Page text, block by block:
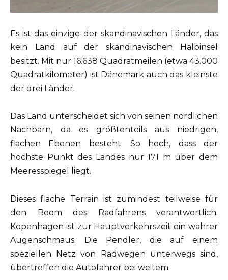
Es ist das einzige der skandinavischen Länder, das
kein Land auf der skandinavischen Halbinsel
besitzt. Mit nur 16.638 Quadratmeilen (etwa 43.000
Quadratkilometer) ist Dänemark auch das kleinste
der drei Länder.
Das Land unterscheidet sich von seinen nördlichen
Nachbarn, da es größtenteils aus niedrigen,
flachen Ebenen besteht. So hoch, dass der
höchste Punkt des Landes nur 171 m über dem
Meeresspiegel liegt.
Dieses flache Terrain ist zumindest teilweise für
den Boom des Radfahrens verantwortlich.
Kopenhagen ist zur Hauptverkehrszeit ein wahrer
Augenschmaus. Die Pendler, die auf einem
speziellen Netz von Radwegen unterwegs sind,
übertreffen die Autofahrer bei weitem.